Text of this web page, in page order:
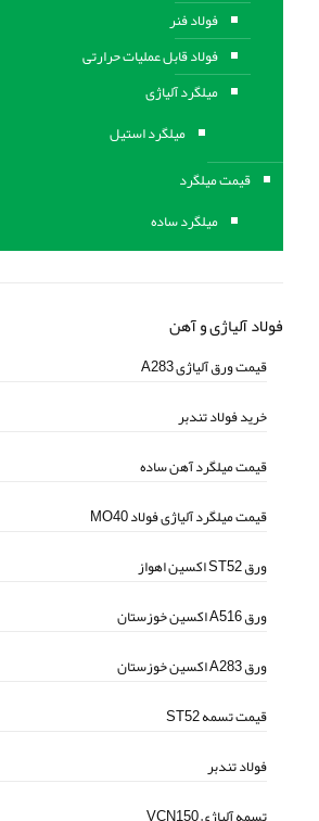
فولاد فنر
فولاد قابل عملیات حرارتی
ميلگرد آلیاژی
میلگرد استیل
قیمت میلگرد
میلگرد ساده
فولاد آلیاژی و آهن
قیمت ورق آلیاژی A283
خرید فولاد تندبر
قیمت میلگرد آهن ساده
قیمت میلگرد آلیاژی فولاد MO40
ورق ST52 اکسین اهواز
ورق A516 اکسین خوزستان
ورق A283 اکسین خوزستان
قیمت تسمه ST52
فولاد تندبر